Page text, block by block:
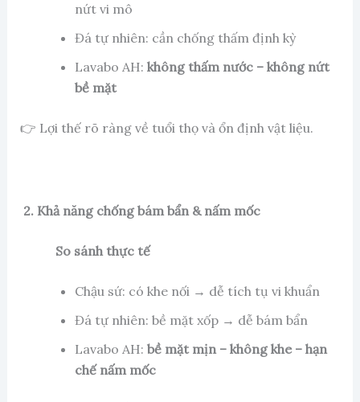
nứt vi mô
Đá tự nhiên: cần chống thấm định kỳ
Lavabo AH: không thấm nước – không nứt
bề mặt
👉 Lợi thế rõ ràng về tuổi thọ và ổn định vật liệu.
2. Khả năng chống bám bẩn & nấm mốc
So sánh thực tế
Chậu sứ: có khe nối → dễ tích tụ vi khuẩn
Đá tự nhiên: bề mặt xốp → dễ bám bẩn
Lavabo AH: bề mặt mịn – không khe – hạn
chế nấm mốc